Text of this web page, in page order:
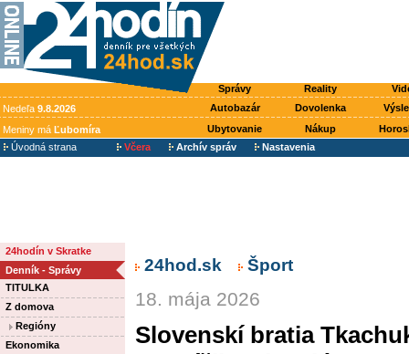
Správy Reality
Nedeľa 9.8.2026 Autobazár Dovolenka
Meniny má Ľubomíra Ubytovanie Nákup
Úvodná strana
Včera Archív správ Nastavenia
24hodín v Skratke
Denník - Správy
TITULKA
Z domova
Regióny
Ekonomika
24hod.sk Šport
18. mája 2026
Slovenskí bratia